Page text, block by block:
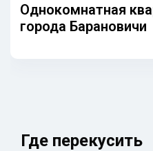
Однокомнатная
города Барановичи
Где перекусить